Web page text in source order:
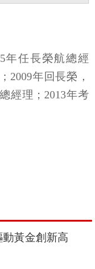
年任長榮航總經
2009年回長榮，
經理；2013年考
黃金創新高